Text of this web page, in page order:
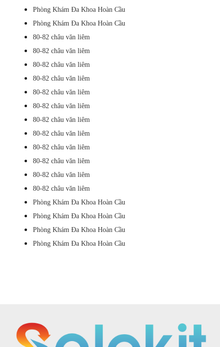
Phòng Khám Đa Khoa Hoàn Cầu
Phòng Khám Đa Khoa Hoàn Cầu
80-82 châu văn liêm
80-82 châu văn liêm
80-82 châu văn liêm
80-82 châu văn liêm
80-82 châu văn liêm
80-82 châu văn liêm
80-82 châu văn liêm
80-82 châu văn liêm
80-82 châu văn liêm
80-82 châu văn liêm
80-82 châu văn liêm
80-82 châu văn liêm
Phòng Khám Đa Khoa Hoàn Cầu
Phòng Khám Đa Khoa Hoàn Cầu
Phòng Khám Đa Khoa Hoàn Cầu
Phòng Khám Đa Khoa Hoàn Cầu